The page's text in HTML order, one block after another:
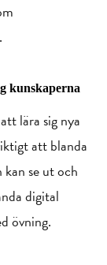
kunskaperna
lära sig nya
att blanda
se ut och
digital
övning.